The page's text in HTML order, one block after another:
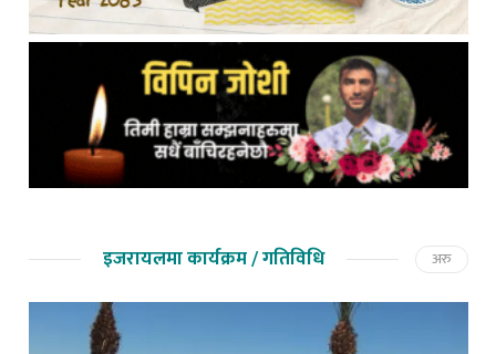
इजरायलमा कार्यक्रम / गतिविधि अरु